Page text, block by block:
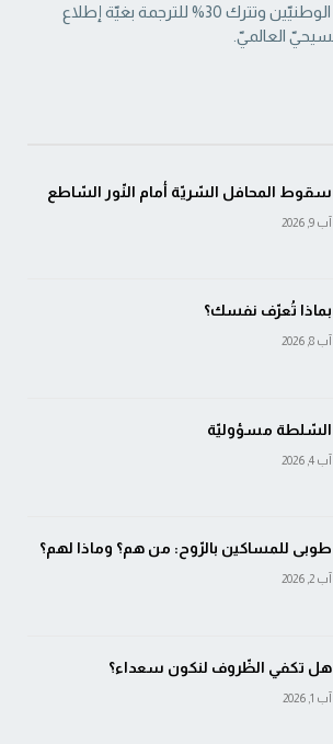
من مقالاتها للكتّاب الوطنيّين ‏وتترك 30% للترجمة بغيّة إطلاع
العالميّ.‏
سقوط المحافل السّريّة أمام النّور السّاطع
آب 9, 2026
بماذا تُعرّف نفسك؟
آب 8, 2026
السّلطة مسؤوليّة
آب 4, 2026
طوبى للمساكين بالرّوح: من هم؟ وماذا لهم؟
آب 2, 2026
هل تكفي الظّروف لنكون سعداء؟
آب 1, 2026